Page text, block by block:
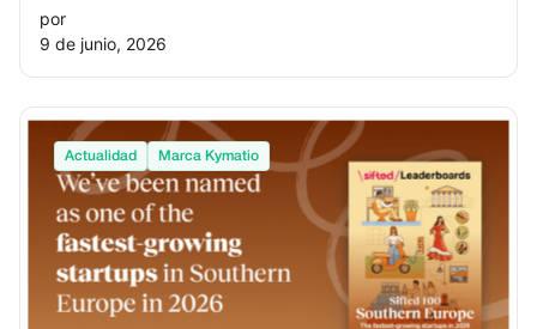
por
9 de junio, 2026
Actualidad Marca Kymatio